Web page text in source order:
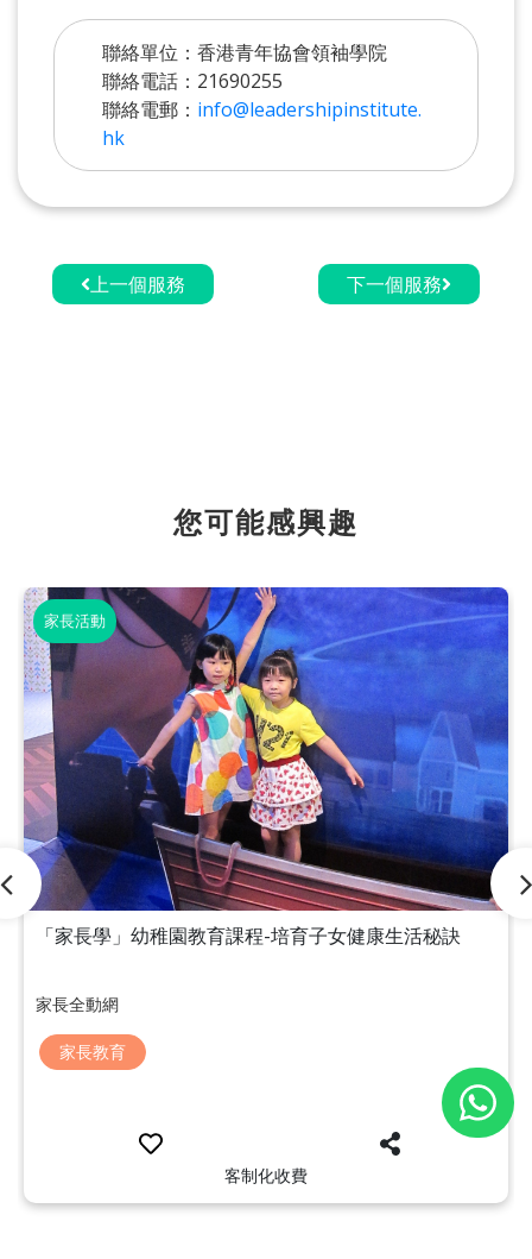
聯絡單位：香港青年協會領袖學院
聯絡電話：21690255
聯絡電郵： info@leadershipinstitute.
hk
上一個服務 下一個服務
您可能感興趣
家長活動
「家長學」幼稚園教育課程-培育子女健康生活秘訣
家長全動網
家長教育
客制化收費